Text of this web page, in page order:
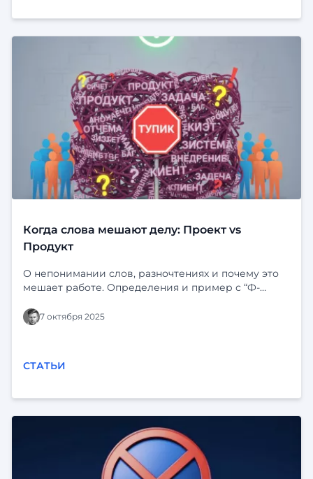
MAXсимально случайно За обедом коллеги, имя
одного из которых MAXсим, обменялись буквально
парой фраз — и вот, получив финансирование от
таких ситуациях), через несколько час
Когда слова мешают делу: Проект vs
Продукт
О непонимании слов, разночтениях и почему это
мешает работе. Определения и пример с “Ф-
7 октября 2025
СТАТЬИ